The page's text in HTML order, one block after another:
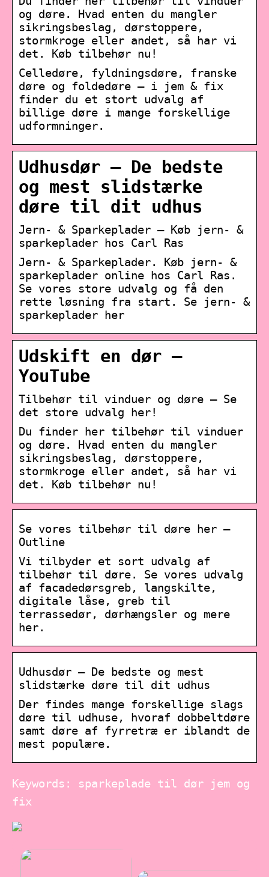
og døre. Hvad enten du mangler
sikringsbeslag, dørstoppere,
stormkroge eller andet, så har vi
det. Køb tilbehør nu!
Celledøre, fyldningsdøre, franske
døre og foldedøre – i jem & fix
finder du et stort udvalg af
billige døre i mange forskellige
udformninger.
Udhusdør – De bedste
og mest slidstærke
døre til dit udhus
Jern- & Sparkeplader – Køb jern- &
sparkeplader hos Carl Ras
Jern- & Sparkeplader. Køb jern- &
sparkeplader online hos Carl Ras.
Se vores store udvalg og få den
rette løsning fra start. Se jern- &
sparkeplader her
Udskift en dør –
YouTube
Tilbehør til vinduer og døre – Se
det store udvalg her!
Du finder her tilbehør til vinduer
og døre. Hvad enten du mangler
sikringsbeslag, dørstoppere,
stormkroge eller andet, så har vi
det. Køb tilbehør nu!
Se vores tilbehør til døre her –
Outline
Vi tilbyder et sort udvalg af
tilbehør til døre. Se vores udvalg
af facadedørsgreb, langskilte,
digitale låse, greb til
terrassedør, dørhængsler og mere
her.
Udhusdør – De bedste og mest
slidstærke døre til dit udhus
Der findes mange forskellige slags
døre til udhuse, hvoraf dobbeltdøre
samt døre af fyrretræ er iblandt de
mest populære.
Keywords: sparkeplade til dør jem og
fix